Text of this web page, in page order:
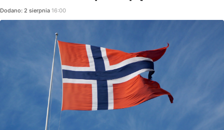
Dodano: 2 sierpnia 16:00